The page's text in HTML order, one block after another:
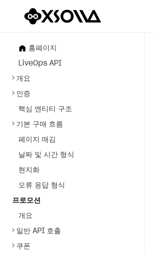
홈페이지
LiveOps API
개요
인증
핵심 엔티티 구조
기본 구매 흐름
페이지 매김
날짜 및 시간 형식
현지화
오류 응답 형식
프로모션
개요
일반 API 호출
쿠폰